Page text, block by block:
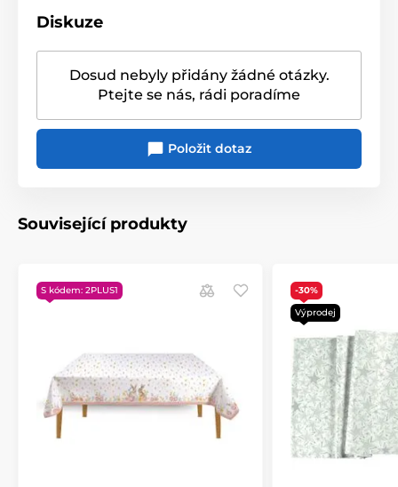
Diskuze
Dosud nebyly přidány žádné otázky.
Ptejte se nás, rádi poradíme
Položit dotaz
Související produkty
S kódem: 2PLUS1
-30%
Výprodej